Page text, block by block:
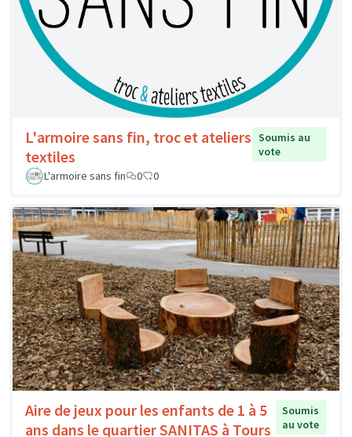
L'armoire sans fin, troc et ateliers
textiles
Soumis au
vote
L'armoire sans fin
0 0
Aire de jeux pour les enfants de 1 à 5
ans dans le quartier SANITAS à Tours
Soumis
au vote